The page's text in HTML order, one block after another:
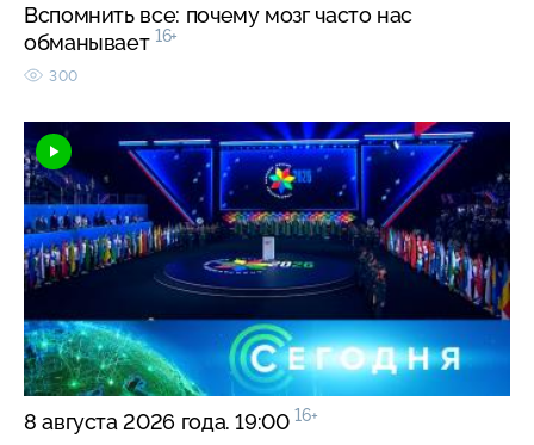
Вспомнить все: почему мозг часто нас
обманывает 16+
300
8 августа 2026 года. 19:00 16+